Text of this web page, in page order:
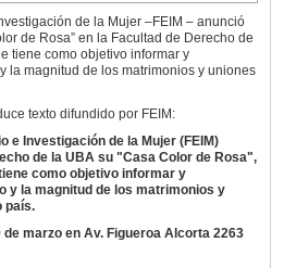
de la Mujer –FEIM – anunció
de Rosa” en la Facultad de Derecho de
tiene como objetivo informar y
la magnitud de los matrimonios y uniones
texto difundido por FEIM:
e Investigación de la Mujer (FEIM)
de la UBA su "Casa Color de Rosa",
como objetivo informar y
y la magnitud de los matrimonios y
país.
marzo en Av. Figueroa Alcorta 2263